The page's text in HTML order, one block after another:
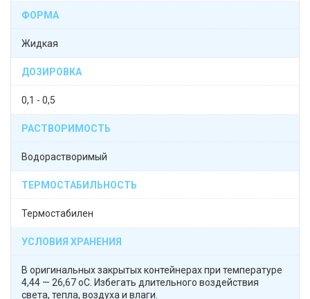
ФОРМА
Жидкая
ДОЗИРОВКА
0,1 - 0,5
РАСТВОРИМОСТЬ
Водорастворимый
ТЕРМОСТАБИЛЬНОСТЬ
Термостабилен
УСЛОВИЯ ХРАНЕНИЯ
В оригинальных закрытых контейнерах при температуре
4,44 — 26,67 оС. Избегать длительного воздействия
света, тепла, воздуха и влаги.